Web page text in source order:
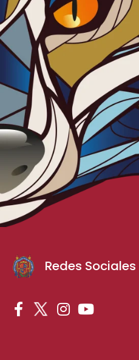
Redes Sociales